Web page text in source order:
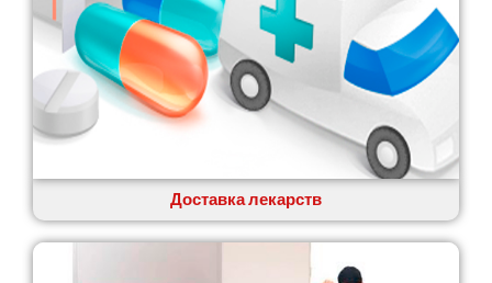
Казатин
Кобеляки
Коцюбинское
Конотоп
Коростень
Корсунь-Шевченковский
Ковель
Козин
Доставка лекарств